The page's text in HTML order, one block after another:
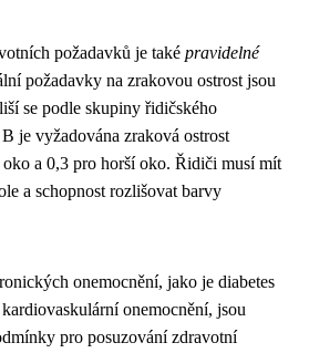
požadavků je také pravidelné
požadavky na zrakovou ostrost jsou
se podle skupiny řidičského
je vyžadována zraková ostrost
a 0,3 pro horší oko. Řidiči musí mít
a schopnost rozlišovat barvy
onemocnění, jako je diabetes
onemocnění, jsou
pro posuzování zdravotní